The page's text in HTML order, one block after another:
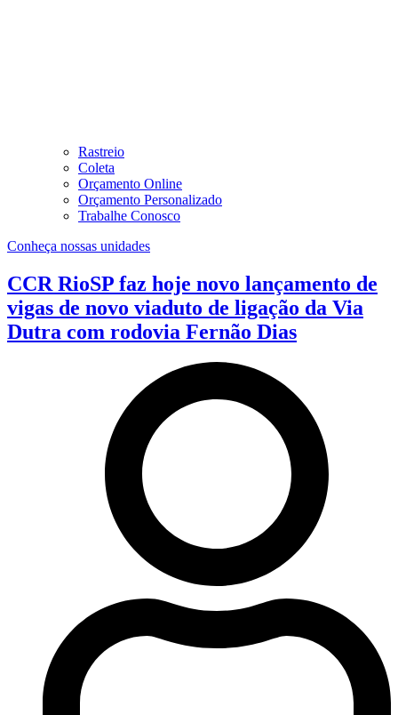
Rastreio
Coleta
Orçamento Online
Orçamento Personalizado
Trabalhe Conosco
Conheça nossas unidades
CCR RioSP faz hoje novo lançamento de
vigas de novo viaduto de ligação da Via
Dutra com rodovia Fernão Dias